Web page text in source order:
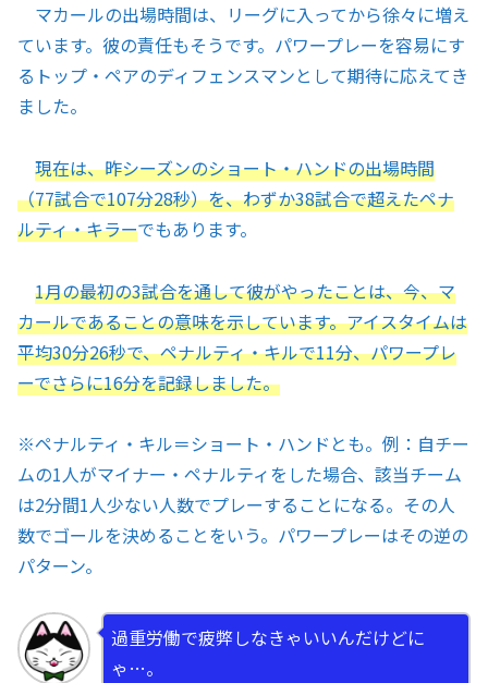
マカールの出場時間は、リーグに入ってから徐々に増え
ています。彼の責任もそうです。パワープレーを容易にす
るトップ・ペアのディフェンスマンとして期待に応えてき
ました。
現在は、昨シーズンのショート・ハンドの出場時間
（77試合で107分28秒）を、わずか38試合で超えたペナ
ルティ・キラーでもあります。
1月の最初の3試合を通して彼がやったことは、今、マ
カールであることの意味を示しています。アイスタイムは
平均30分26秒で、ペナルティ・キルで11分、パワープレ
ーでさらに16分を記録しました。
※ペナルティ・キル＝ショート・ハンドとも。例：自チー
ムの1人がマイナー・ペナルティをした場合、該当チーム
は2分間1人少ない人数でプレーすることになる。その人
数でゴールを決めることをいう。パワープレーはその逆の
パターン。
過重労働で疲弊しなきゃいいんだけどに
ゃ…。